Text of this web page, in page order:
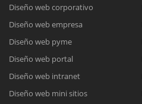
Diseño web corporativo
Diseño web empresa
Diseño web pyme
Diseño web portal
Diseño web intranet
Diseño web mini sitios